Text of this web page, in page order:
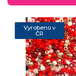
Nejdražší
Abecedně
Vyrobeno v
ČR